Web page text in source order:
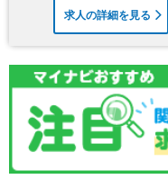
求人の詳細を見る